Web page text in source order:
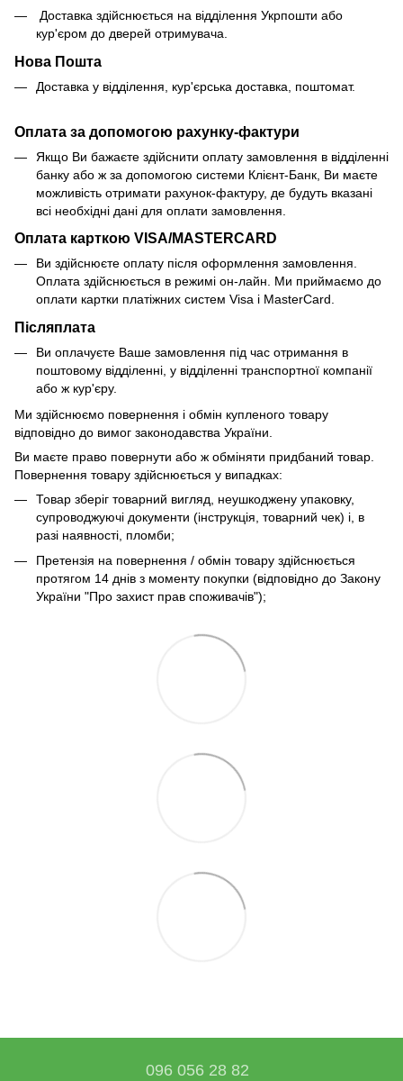
Доставка здійснюється на відділення Укрпошти або
кур'єром до дверей отримувача.
Нова Пошта
Доставка у відділення, кур'єрська доставка, поштомат.
Оплата за допомогою рахунку-фактури
Якщо Ви бажаєте здійснити оплату замовлення в відділенні
банку або ж за допомогою системи Клієнт-Банк, Ви маєте
можливість отримати рахунок-фактуру, де будуть вказані
всі необхідні дані для оплати замовлення.
Оплата карткою VISA/MASTERCARD
Ви здійснюєте оплату після оформлення замовлення.
Оплата здійснюється в режимі он-лайн. Ми приймаємо до
оплати картки платіжних систем Visa і MasterCard.
Післяплата
Ви оплачуєте Ваше замовлення під час отримання в
поштовому відділенні, у відділенні транспортної компанії
або ж кур'єру.
Ми здійснюємо повернення і обмін купленого товару
відповідно до вимог законодавства України.
Ви маєте право повернути або ж обміняти придбаний товар.
Повернення товару здійснюється у випадках:
Товар зберіг товарний вигляд, неушкоджену упаковку,
супроводжуючі документи (інструкція, товарний чек) і, в
разі наявності, пломби;
Претензія на повернення / обмін товару здійснюється
протягом 14 днів з моменту покупки (відповідно до Закону
України "Про захист прав споживачів");
096 056 28 82